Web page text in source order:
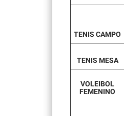
TENIS CAMPO
TENIS MESA
VOLEIBOL
FEMENINO